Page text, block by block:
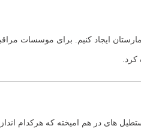
ایجاد کنیم. برای موسسات
کرد.